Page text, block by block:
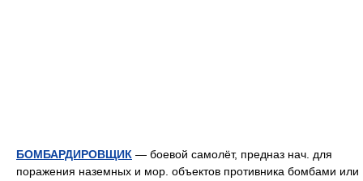
БОМБАРДИРОВЩИК — боевой самолёт, предназ нач. для
поражения наземных и мор. объектов противника бомбами или